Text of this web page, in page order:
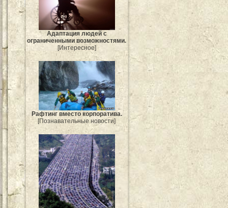
Адаптация людей с
ограниченными возможностями.
[Интересное]
Рафтинг вместо корпоратива.
[Познавательные новости]